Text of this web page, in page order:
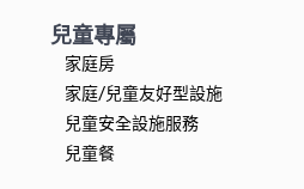
兒童專屬
家庭房
家庭/兒童友好型設施
兒童安全設施服務
兒童餐